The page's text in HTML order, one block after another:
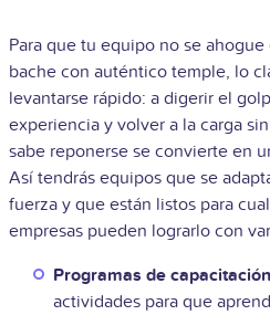
Para que tu equipo no se
bache con auténtico temple, lo
levantarse rápido: a digerir el
experiencia y volver a la carga
sabe reponerse se convierte en
Así tendrás equipos que se
fuerza y que están listos para
empresas pueden lograrlo con
Programas de
actividades para que